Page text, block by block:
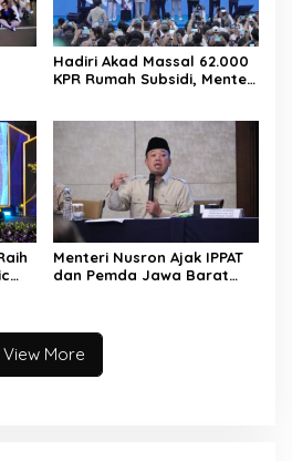
Hadiri Akad Massal 62.000
KPR Rumah Subsidi, Menteri
Menteri Nusron Ajak IPPAT
dan Pemda Jawa Barat
Layanan Pertanahan
View More